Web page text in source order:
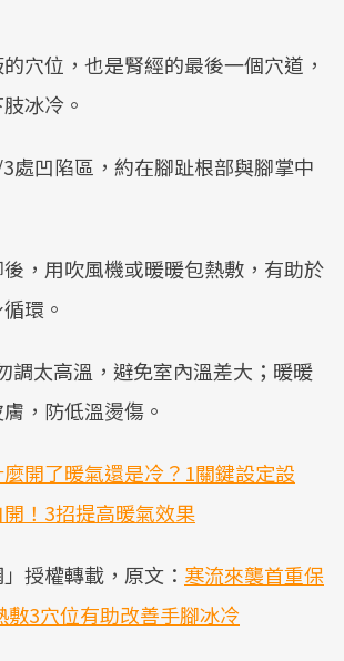
穴位，也是腎經的最後一個穴道，
冰冷。
處凹陷區，約在腳趾根部與腳掌中
，用吹風機或暖暖包熱敷，有助於
環。
調太高溫，避免室內溫差大；暖暖
，防低溫燙傷。
開了暖氣還是冷？1關鍵設定設
！3招提高暖氣效果
授權轉載，原文： 寒流來襲首重保
敷3穴位有助改善手腳冰冷